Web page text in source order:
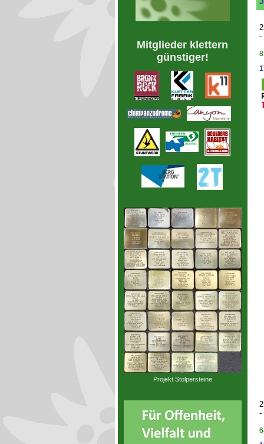
Mitglieder klettern
günstiger!
Projekt Stolpersteine
-
-